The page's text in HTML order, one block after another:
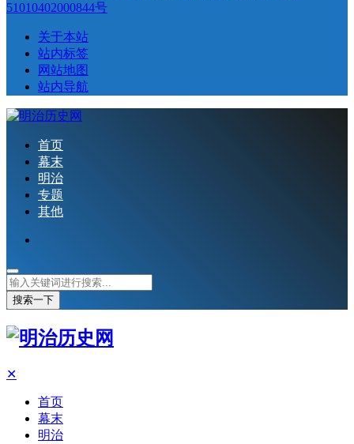
51010402000844号
关于本站
站内标签
网站地图
站内导航
首页
幕末
明治
专题
其他
搜索一下
✕
首页
幕末
明治